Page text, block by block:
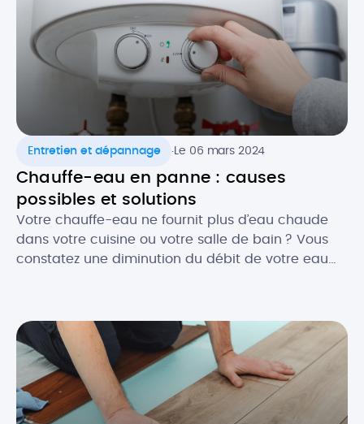
Entretien et dépannage .Le 06 mars 2024
Chauffe-eau en panne : causes
possibles et solutions
Votre chauffe-eau ne fournit plus d’eau chaude
dans votre cuisine ou votre salle de bain ? Vous
constatez une diminution du débit de votre eau
de chauffe-eau n’arrive jamais au […]